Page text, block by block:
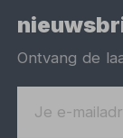
Ontvang de